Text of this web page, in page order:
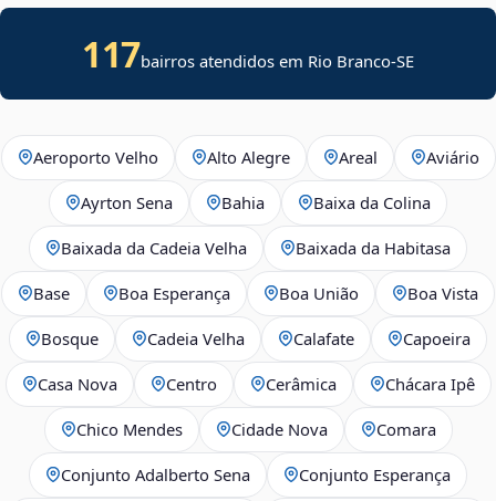
117bairros atendidos em Rio Branco-SE
Aeroporto Velho Alto Alegre Areal Aviário
Ayrton Sena Bahia Baixa da Colina
Baixada da Cadeia Velha Baixada da Habitasa
Base Boa Esperança Boa União Boa Vista
Bosque Cadeia Velha Calafate Capoeira
Casa Nova Centro Cerâmica Chácara Ipê
Chico Mendes Cidade Nova Comara
Conjunto Adalberto Sena Conjunto Esperança